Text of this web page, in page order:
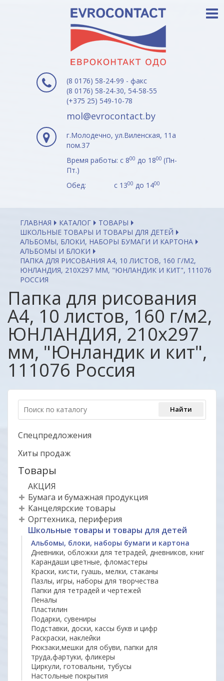
(8 0176) 58-24-99 - факс
(8 0176) 58-24-30, 54-58-55
(+375 25) 549-10-78
mol@evrocontact.by
г.Молодечно, ул.Виленская, 11а
пом.37
Время работы: с 800 до 1800 (Пн-
Пт.)
Обед: с 1300 до 1400
ГЛАВНАЯ КАТАЛОГ
ТОВАРЫ
ШКОЛЬНЫЕ ТОВАРЫ И ТОВАРЫ ДЛЯ ДЕТЕЙ
АЛЬБОМЫ, БЛОКИ, НАБОРЫ БУМАГИ И КАРТОНА
АЛЬБОМЫ И БЛОКИ
ПАПКА ДЛЯ РИСОВАНИЯ А4, 10 ЛИСТОВ, 160 Г/М2,
ЮНЛАНДИЯ, 210Х297 ММ, "ЮНЛАНДИК И КИТ", 111076
РОССИЯ
Папка для рисования
А4, 10 листов, 160 г/м2,
ЮНЛАНДИЯ, 210х297
мм, "Юнландик и кит",
111076 Россия
Спецпредложения
Хиты продаж
Товары
АКЦИЯ
Бумага и бумажная продукция
Канцелярские товары
Оргтехника, периферия
Школьные товары и товары для детей
Альбомы, блоки, наборы бумаги и картона
Дневники, обложки для тетрадей, дневников, книг
Карандаши цветные, фломастеры
Краски, кисти, гуашь, мелки, стаканы
Пазлы, игры, наборы для творчества
Папки для тетрадей и чертежей
Пеналы
Пластилин
Подарки, сувениры
Подставки, доски, кассы букв и цифр
Раскраски, наклейки
Рюкзаки,мешки для обуви, папки для
труда,фартуки, фликеры
Циркули, готовальни, тубусы
Настольные покрытия